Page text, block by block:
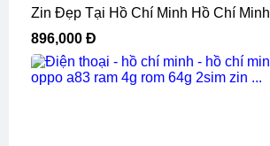
Zin Đẹp Tại Hồ Chí Minh Hồ Chí Minh
896,000 Đ